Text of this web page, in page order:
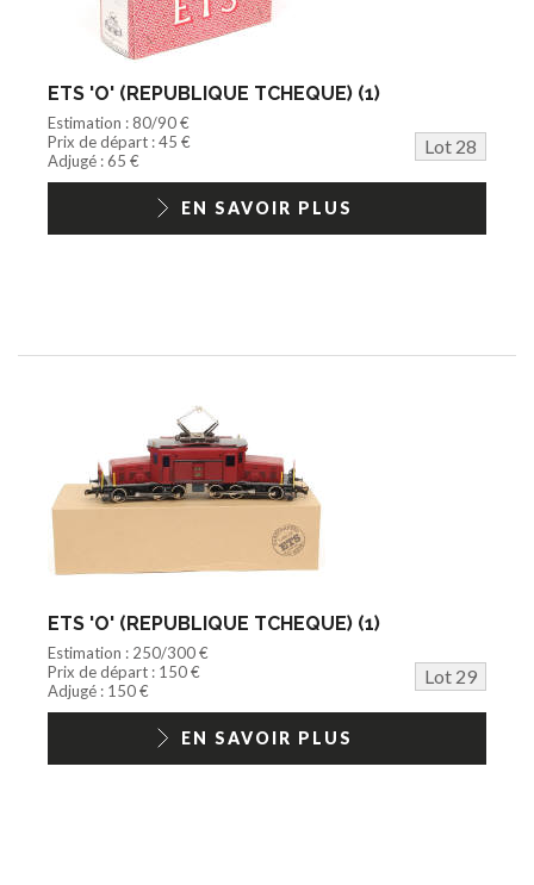
ETS 'O' (REPUBLIQUE TCHEQUE) (1)
Estimation : 80/90 €
Prix de départ : 45 €
Lot 28
Adjugé : 65 €
EN SAVOIR PLUS
ETS 'O' (REPUBLIQUE TCHEQUE) (1)
Estimation : 250/300 €
Prix de départ : 150 €
Lot 29
Adjugé : 150 €
EN SAVOIR PLUS